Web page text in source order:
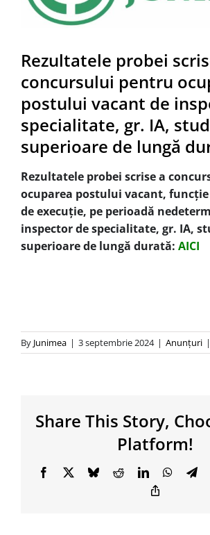
Rezultatele probei
concursului pentru
postului vacant de
specialitate, gr. IA,
superioare de lungă
Rezultatele probei scrise a
ocuparea postului vacant,
de execuție, pe perioadă
inspector de specialitate, gr. IA,
superioare de lungă durată: AICI
By Junimea | 3 septembrie 2024 | Anunţuri |
Share This Story,
Platform!
Facebook BlueskyRedditLinkedIn